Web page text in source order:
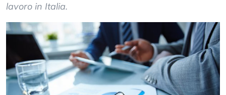
lavoro in Italia.